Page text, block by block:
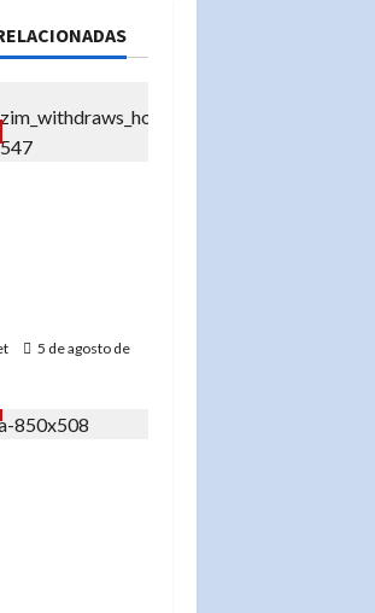
5 de agosto de